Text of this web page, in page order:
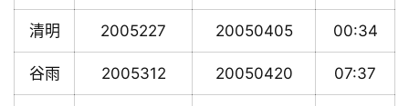
清明 2005227 20050405 00:34
谷雨 2005312 20050420 07:37